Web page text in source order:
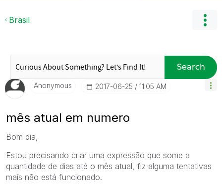
Brasil
Search
Anonymous ‎2017-06-25 11:05 AM
mês atual em numero
Bom dia,
Estou precisando criar uma expressão que some a
quantidade de dias até o mês atual, fiz alguma tentativas
mais não está funcionado.